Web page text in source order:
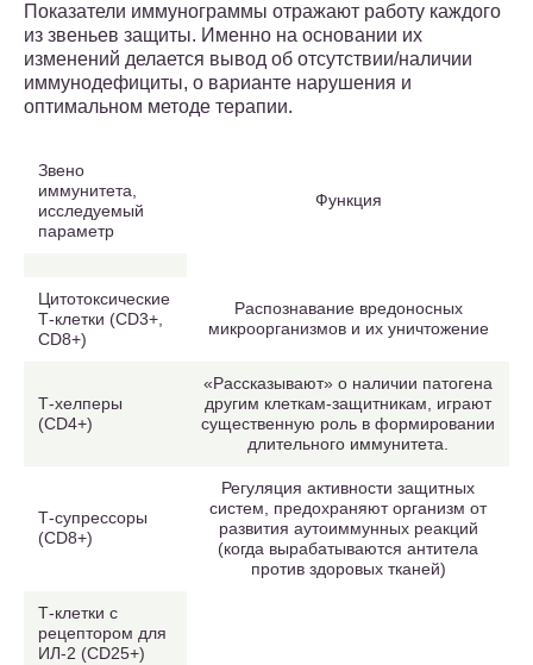
Показатели иммунограммы отражают работу каждого
из звеньев защиты. Именно на основании их
изменений делается вывод об отсутствии/наличии
иммунодефициты, о варианте нарушения и
оптимальном методе терапии.
Звено
иммунитета,
исследуемый
параметр
Функция
Цитотоксические
Т-клетки (CD3+,
CD8+)
Распознавание вредоносных
микроорганизмов и их уничтожение
Т-хелперы
(CD4+)
«Рассказывают» о наличии патогена
другим клеткам-защитникам, играют
существенную роль в формировании
длительного иммунитета.
Т-супрессоры
(CD8+)
Регуляция активности защитных
систем, предохраняют организм от
развития аутоиммунных реакций
(когда вырабатываются антитела
против здоровых тканей)
Т-клетки с
рецептором для
ИЛ-2 (CD25+)